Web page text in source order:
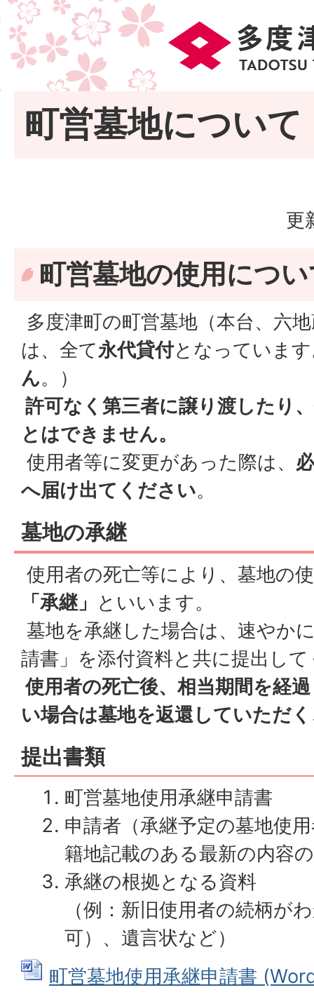
町営墓地について
更
町営墓地の使用につ
多度津町の町営墓地（本台、六
は、全て永代貸付となっていま
ん。）
許可なく第三者に譲り渡したり
とはできません。
使用者等に変更があった際は、
へ届け出てください。
墓地の承継
使用者の死亡等により、墓地の
「承継」 といいます。
墓地を承継した場合は、速やか
請書」を添付資料と共に提出し
使用者の死亡後、相当期間を経
い場合は墓地を返還していただ
提出書類
町営墓地使用承継申請書
申請者（承継予定の墓地使
籍地記載のある最新の内容
承継の根拠となる資料
（例：新旧使用者の続柄が
可）、遺言状など）
町営墓地使用承継申請書